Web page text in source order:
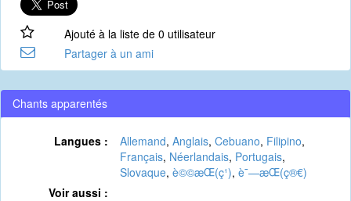
Ajouté à la liste de 0 utilisateur
Partager à un ami
Chants apparentés
Langues : Allemand, Anglais, Cebuano, Filipino,
Français, Néerlandais, Portugais,
Slovaque, è©©æ­Œ(ç¹), è¯—æ­Œ(ç®€)
Voir aussi :